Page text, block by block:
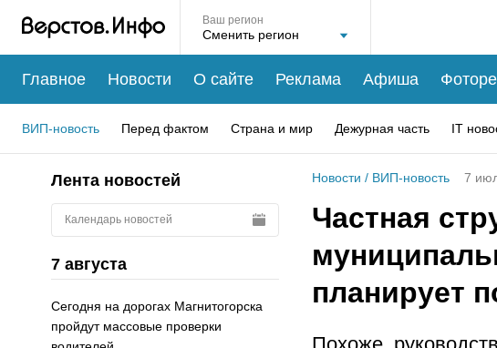
Ваш регион
Главное Новости О сайте Реклама Афиша
ВИП-новость Перед фактом Страна и мир Дежурная часть IT
Лента новостей
Календарь новостей
7 августа
Сегодня на дорогах Магнитогорска
пройдут массовые проверки
Новости / ВИП-новость 7
Частная
планирует